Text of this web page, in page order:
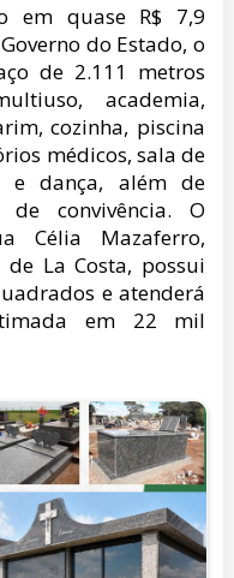
em quase R$ 7,9
do Estado, o
de 2.111 metros
academia,
cozinha, piscina
médicos, sala de
e dança, além de
de convivência. O
Célia Mazaferro,
La Costa, possui
e atenderá
em 22 mil